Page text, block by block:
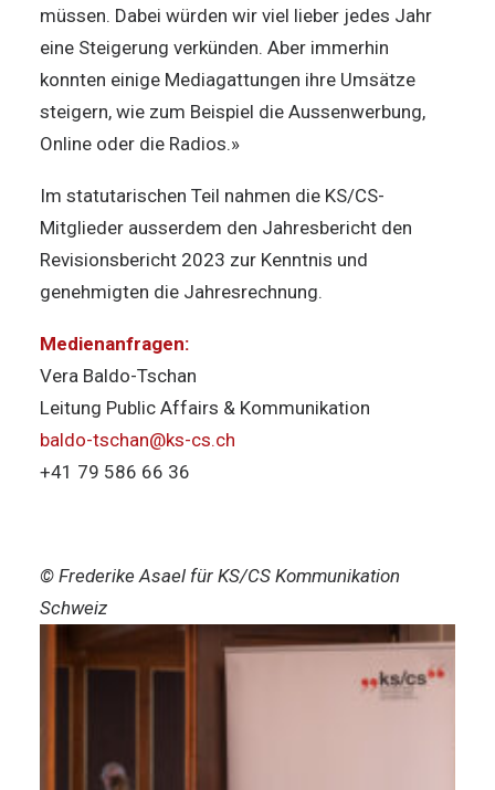
müssen. Dabei würden wir viel lieber jedes Jahr
eine Steigerung verkünden. Aber immerhin
konnten einige Mediagattungen ihre Umsätze
steigern, wie zum Beispiel die Aussenwerbung,
Online oder die Radios.»
Im statutarischen Teil nahmen die KS/CS-
Mitglieder ausserdem den Jahresbericht den
Revisionsbericht 2023 zur Kenntnis und
genehmigten die Jahresrechnung.
Medienanfragen:
Vera Baldo-Tschan
Leitung Public Affairs & Kommunikation
baldo-tschan@ks-cs.ch
+41 79 586 66 36
© Frederike Asael für KS/CS Kommunikation
Schweiz